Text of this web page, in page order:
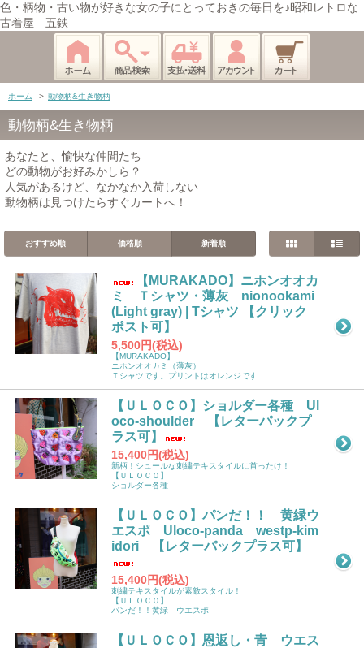
色・柄物・古い物が好きな女の子にとっておきの毎日を♪昭和レトロな
古着屋 五鉄
ホーム > 動物柄&生き物柄
動物柄&生き物柄
あなたと、愉快な仲間たち
どの動物がお好みかしら？
人気があるけど、なかなか入荷しない
動物柄は見つけたらすぐカートへ！
おすすめ順 価格順 新着順
【MURAKADO】ニホンオオカ
ミ Ｔシャツ・薄灰 nionookami
(Light gray) | Tシャツ 【クリック
ポスト可】
5,500円(税込)
【MURAKADO】
ニホンオオカミ（薄灰）
Ｔシャツです。プリントはオレンジです
【ＵＬＯＣＯ】ショルダー各種 Ul
oco-shoulder 【レターパックプ
ラス可】
15,400円(税込)
新柄！シュールな刺繍テキスタイルに首ったけ！
【ＵＬＯＣＯ】
ショルダー各種
【ＵＬＯＣＯ】パンだ！！ 黄緑ウ
エスポ Uloco-panda westp-kim
idori 【レターパックプラス可】
15,400円(税込)
刺繍テキスタイルが素敵スタイル！
【ＵＬＯＣＯ】
パンだ！！黄緑 ウエスポ
【ＵＬＯＣＯ】恩返し・青 ウエス